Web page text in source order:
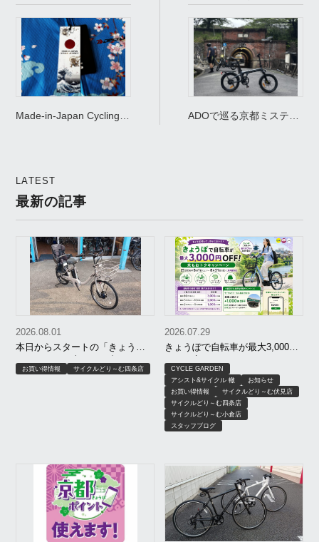
Made-in-Japan Cycling
ADOで巡る京都ミステリ
LATEST
最新の記事
本日からスタートの「きょう
さらにお買い得に！
2026.08.01
お買い得情報 サイクルどり～む四条店
きょうぽで自転車が最大3,000円
【8月限定】｜京都 サイクルどり
～む、アシスト＆サイクル轍、
サイクルガーデン
2026.07.29
CYCLE GARDEN
アシスト&サイクル 轍
お知らせ
お買い得情報
サイクルどり～む伏見店
サイクルどり～む四条店
サイクルどり～む小倉店
スタッフブログ